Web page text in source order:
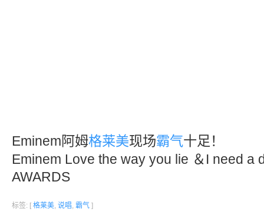
Eminem阿姆格莱美现场霸气十足！
Eminem Love the way you lie ＆I need a
AWARDS
标签: [ 格莱美, 说唱, 霸气 ]